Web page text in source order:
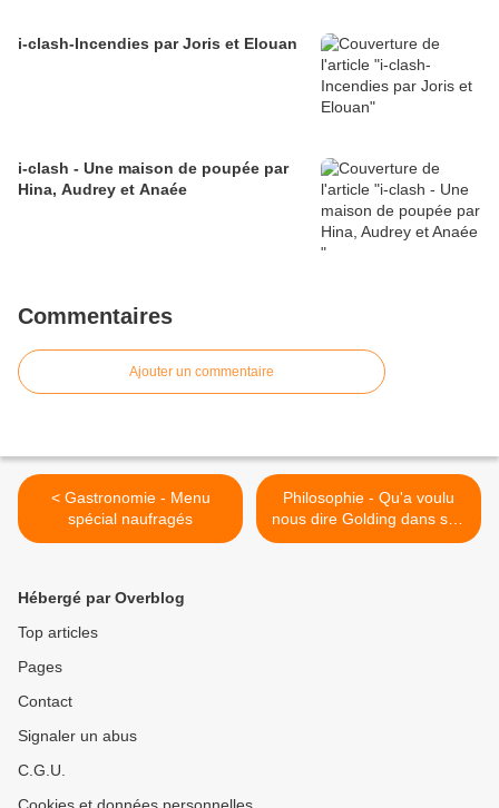
i-clash-Incendies par Joris et Elouan
i-clash - Une maison de poupée par
Hina, Audrey et Anaée
Commentaires
Ajouter un commentaire
< Gastronomie - Menu
spécial naufragés
Philosophie - Qu'a voulu
nous dire Golding dans son
oeuvre ? >
Hébergé par Overblog
Top articles
Pages
Contact
Signaler un abus
C.G.U.
Cookies et données personnelles